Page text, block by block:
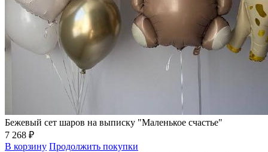
Бежевый сет шаров на выписку "Маленькое счастье"
7 268 ₽
В корзину Продолжить покупки